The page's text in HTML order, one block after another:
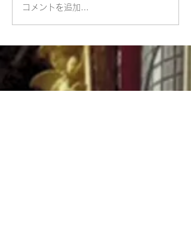
３個パックで１００バー
ツのベーカリー：
コメントを追加…